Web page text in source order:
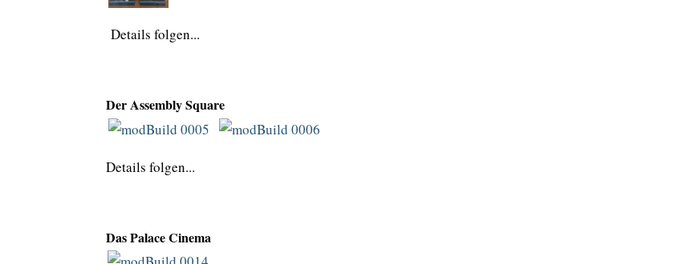
Details folgen...
Der Assembly Square
Details folgen...
Das Palace Cinema